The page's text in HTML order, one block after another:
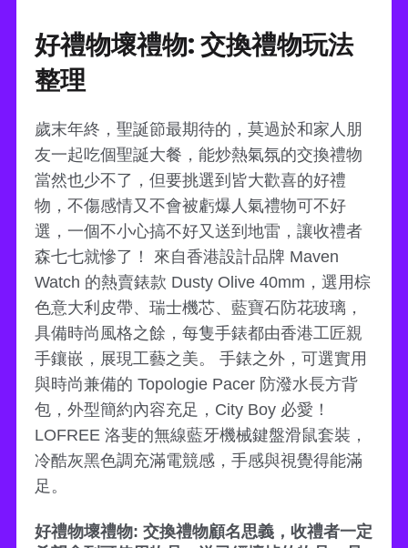
好禮物壞禮物: 交換禮物玩法
整理
歲末年終，聖誕節最期待的，莫過於和家人朋
友一起吃個聖誕大餐，能炒熱氣氛的交換禮物
當然也少不了，但要挑選到皆大歡喜的好禮
物，不傷感情又不會被虧爆人氣禮物可不好
選，一個不小心搞不好又送到地雷，讓收禮者
森七七就慘了！ 來自香港設計品牌 Maven
Watch 的熱賣錶款 Dusty Olive 40mm，選用棕
色意大利皮帶、瑞士機芯、藍寶石防花玻璃，
具備時尚風格之餘，每隻手錶都由香港工匠親
手鑲嵌，展現工藝之美。 手錶之外，可選實用
與時尚兼備的 Topologie Pacer 防潑水長方背
包，外型簡約內容充足，City Boy 必愛！
LOFREE 洛斐的無線藍牙機械鍵盤滑鼠套裝，
冷酷灰黑色調充滿電競感，手感與視覺得能滿
足。
好禮物壞禮物: 交換禮物顧名思義，收禮者一定